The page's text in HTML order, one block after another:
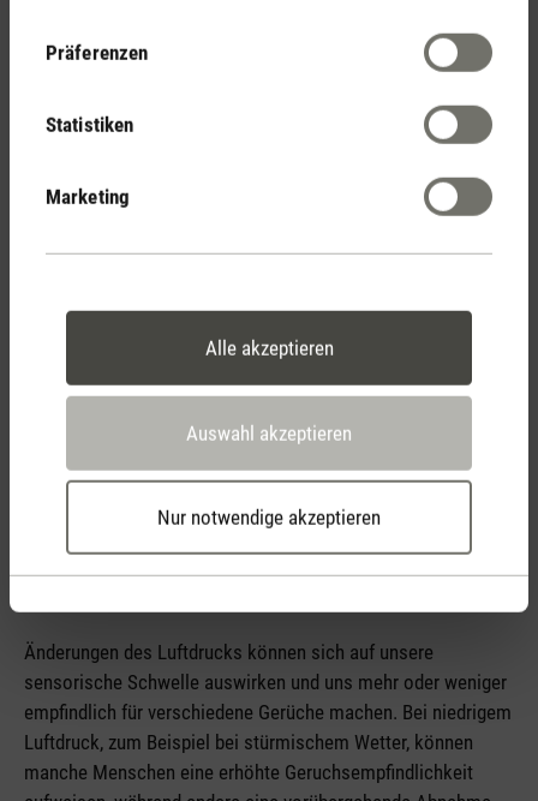
Präferenzen
Statistiken
Marketing
Alle akzeptieren
Auswahl akzeptieren
Nur notwendige akzeptieren
Höhere Temperaturen können die Flüchtigkeit von
Geruchsmolekülen erhöhen, so dass sie sich schneller in der
Luft verbreiten, wenn die Luftfeuchtigkeit gleichzeitig niedrig
ist. Diese erhöhte Flüchtigkeit kann zu einer intensiveren
Geruchsrezeptoren eine höhere Konzentration von
Beispiel können kalte Temperaturen eine vorübergehende
Nasenverstopfung verursachen, die den Luftstrom reduziert
und möglicherweise unsere Fähigkeit zu riechen
beeinträchtigt. Ebenso kann sehr heisses Wetter zu einer
trockenen Nase führen, was sich ebenfalls auf die
Geruchswahrnehmung auswirkt.
Luftdruck
Änderungen des Luftdrucks können sich auf unsere
sensorische Schwelle auswirken und uns mehr oder weniger
empfindlich für verschiedene Gerüche machen. Bei niedrigem
Luftdruck, zum Beispiel bei stürmischem Wetter, können
manche Menschen eine erhöhte Geruchsempfindlichkeit